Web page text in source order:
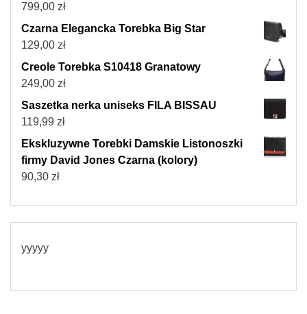
799,00 zł
Czarna Elegancka Torebka Big Star
129,00 zł
Creole Torebka S10418 Granatowy
249,00 zł
Saszetka nerka uniseks FILA BISSAU
119,99 zł
Ekskluzywne Torebki Damskie Listonoszki
firmy David Jones Czarna (kolory)
90,30 zł
yyyyy